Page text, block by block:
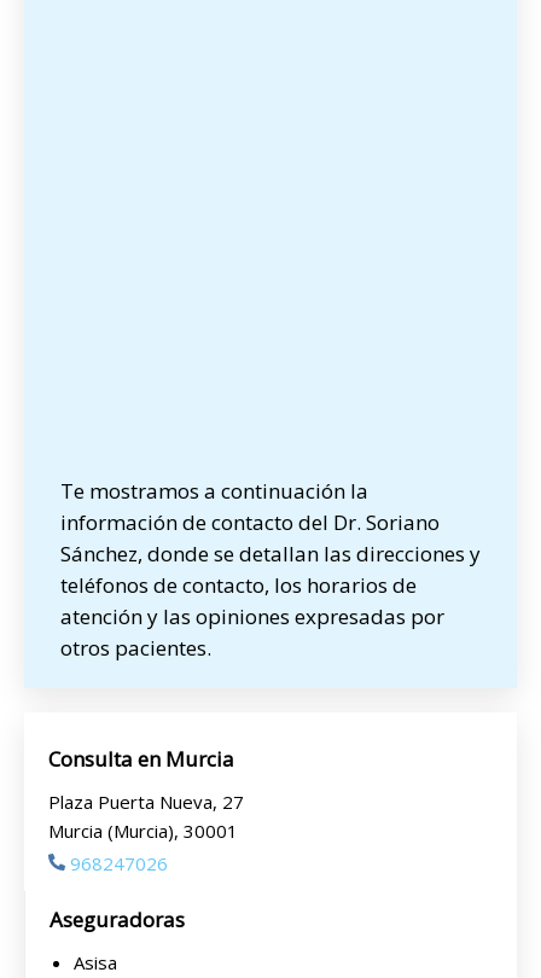
Te mostramos a continuación la
información de contacto del Dr. Soriano
Sánchez, donde se detallan las direcciones y
teléfonos de contacto, los horarios de
atención y las opiniones expresadas por
otros pacientes.
Consulta en Murcia
Plaza Puerta Nueva, 27
Murcia (Murcia), 30001
968247026
Aseguradoras
Asisa